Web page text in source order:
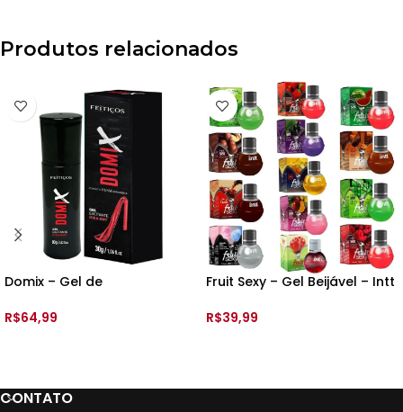
Produtos relacionados
Domix – Gel de
– Feitiços
R$64,99
Fruit Sexy – Gel Beijável – Intt
R$39,99
CONTATO